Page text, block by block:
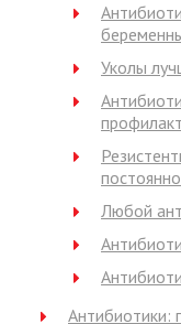
Уколы
Любой
Антибиотики: